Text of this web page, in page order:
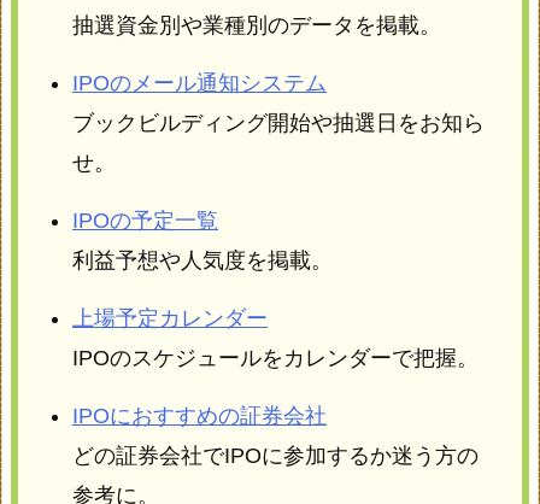
抽選資金別や業種別のデータを掲載。
IPOのメール通知システム
ブックビルディング開始や抽選日をお知ら
せ。
IPOの予定一覧
利益予想や人気度を掲載。
上場予定カレンダー
IPOのスケジュールをカレンダーで把握。
IPOにおすすめの証券会社
どの証券会社でIPOに参加するか迷う方の
参考に。